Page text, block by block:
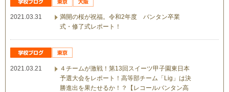
2021.03.31
満開の桜が祝福。令和2年度 バンタン卒業
式・修了式レポート！
2021.03.21
４チームが激戦！第13回スイーツ甲子園東日本
予選大会をレポート！高等部チーム「Lig」は決
勝進出を果たせるか！？【レコールバンタン高